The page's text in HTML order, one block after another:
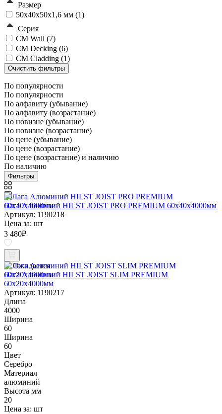
Размер
50х40х50х1,6 мм (1)
Серия
CM Wall (7)
CM Decking (6)
CM Cladding (1)
По популярности
По популярности
По алфавиту (убывание)
По алфавиту (возрастание)
По новизне (убывание)
По новизне (возрастание)
По цене (убывание)
По цене (возрастание)
По цене (возрастание) и наличию
По наличию
Фильтры
Лага Алюминий HILST JOIST PRO PREMIUM 60х40х4000мм
Артикул: 1190218
Цена за: шт
3 480₽
Ожидается
Лага Алюминий HILST JOIST SLIM PREMIUM
60х20х4000мм
Артикул: 1190217
Длина
4000
Ширина
60
Ширина
60
Цвет
Серебро
Материал
алюминий
Высота мм
20
Цена за: шт